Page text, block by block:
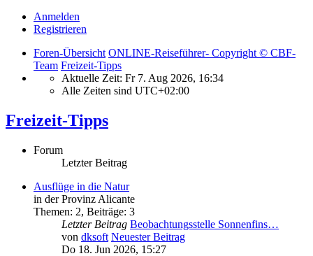
Anmelden
Registrieren
Foren-Übersicht ONLINE-Reiseführer- Copyright © CBF-
Team Freizeit-Tipps
Aktuelle Zeit: Fr 7. Aug 2026, 16:34
Alle Zeiten sind UTC+02:00
Freizeit-Tipps
Forum
Letzter Beitrag
Ausflüge in die Natur
in der Provinz Alicante
Themen: 2, Beiträge: 3
Letzter Beitrag Beobachtungsstelle Sonnenfins…
von dksoft Neuester Beitrag
Do 18. Jun 2026, 15:27